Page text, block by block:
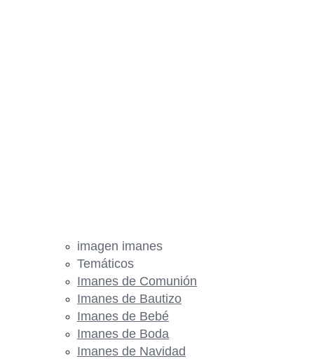
imagen imanes
Temáticos
Imanes de Comunión
Imanes de Bautizo
Imanes de Bebé
Imanes de Boda
Imanes de Navidad